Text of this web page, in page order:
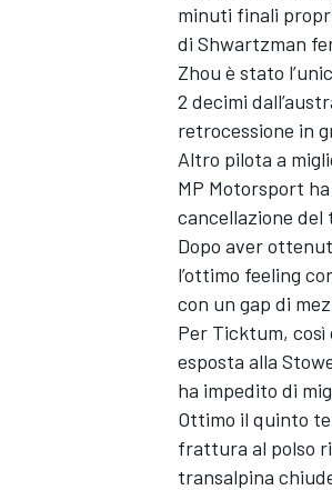
minuti finali
di Shwartzman
Zhou è stato
2 decimi
retrocessione in
Altro pilota a
MP Motorsport
cancellazione del
Dopo aver
l’ottimo feeling
con un gap di
Per Ticktum,
esposta alla
ha impedito di
Ottimo il quinto
frattura al polso
transalpina